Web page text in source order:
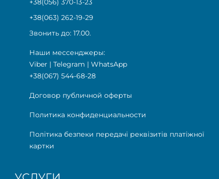
+38(056) 370-13-23
+38(063) 262-19-29
Звонить до: 17.00.
Наши мессенджеры:
Viber | Telegram | WhatsApp
+38(067) 544-68-28
Договор публичной оферты
Политика конфиденциальности
Політика безпеки передачі реквізитів платіжної
картки